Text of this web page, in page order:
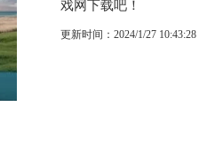
戏网下载吧！
更新时间：2024/1/27 10:43:28